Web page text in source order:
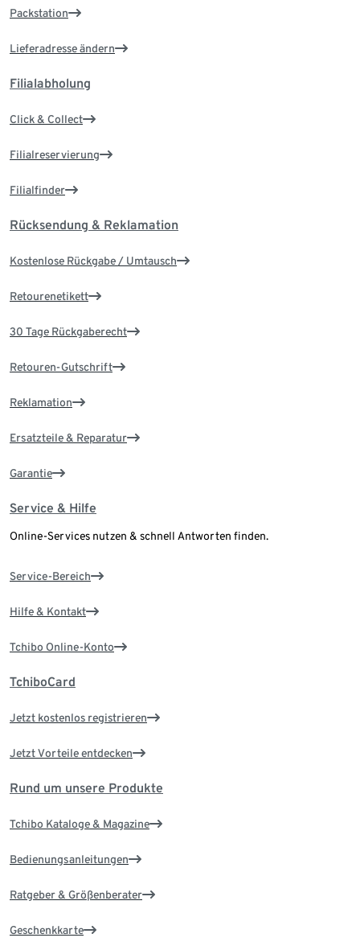
Packstation
Lieferadresse ändern
Filialabholung
Click & Collect
Filialreservierung
Filialfinder
Rücksendung & Reklamation
Kostenlose Rückgabe / Umtausch
Retourenetikett
30 Tage Rückgaberecht
Retouren-Gutschrift
Reklamation
Ersatzteile & Reparatur
Garantie
Service & Hilfe
Online-Services nutzen & schnell Antworten finden.
Service-Bereich
Hilfe & Kontakt
Tchibo Online-Konto
TchiboCard
Jetzt kostenlos registrieren
Jetzt Vorteile entdecken
Rund um unsere Produkte
Tchibo Kataloge & Magazine
Bedienungsanleitungen
Ratgeber & Größenberater
Geschenkkarte